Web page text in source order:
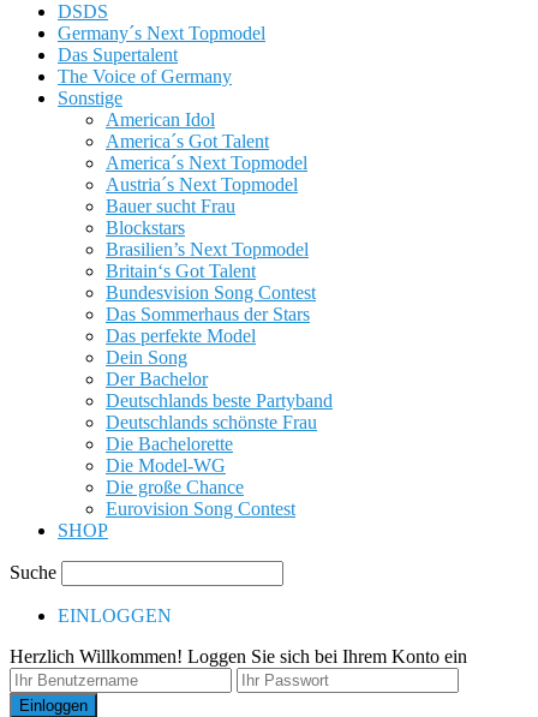
DSDS
Germany´s Next Topmodel
Das Supertalent
The Voice of Germany
Sonstige
American Idol
America´s Got Talent
America´s Next Topmodel
Austria´s Next Topmodel
Bauer sucht Frau
Blockstars
Brasilien’s Next Topmodel
Britain‘s Got Talent
Bundesvision Song Contest
Das Sommerhaus der Stars
Das perfekte Model
Dein Song
Der Bachelor
Deutschlands beste Partyband
Deutschlands schönste Frau
Die Bachelorette
Die Model-WG
Die große Chance
Eurovision Song Contest
SHOP
Suche
EINLOGGEN
Herzlich Willkommen! Loggen Sie sich bei Ihrem Konto ein